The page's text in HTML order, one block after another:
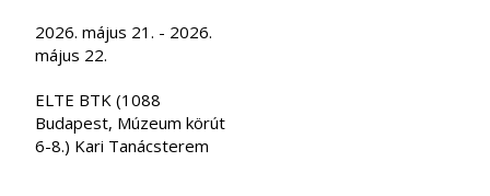
2026. május 21. - 2026.
május 22.
ELTE BTK (1088
Budapest, Múzeum körút
6-8.) Kari Tanácsterem